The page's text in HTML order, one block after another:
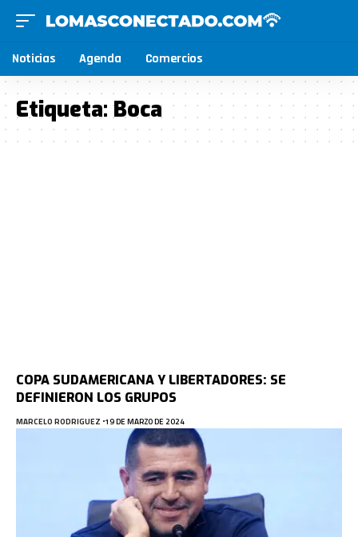
Noticias Agenda Comercios
Etiqueta:Boca
COPA SUDAMERICANA Y LIBERTADORES: SE
DEFINIERON LOS GRUPOS
MARCELO RODRIGUEZ 19 DE MARZO DE 2024